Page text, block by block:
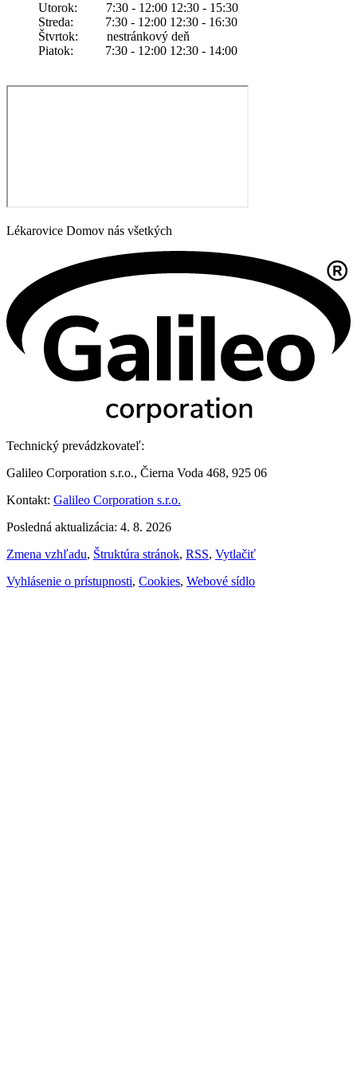
Utorok: 7:30 - 12:00 12:30 - 15:30
Streda: 7:30 - 12:00 12:30 - 16:30
Štvrtok: nestránkový deň
Piatok: 7:30 - 12:00 12:30 - 14:00
Lékarovice Domov nás všetkých
Technický prevádzkovateľ:
Galileo Corporation s.r.o., Čierna Voda 468, 925 06
Kontakt: Galileo Corporation s.r.o.
Posledná aktualizácia: 4. 8. 2026
Zmena vzhľadu, Štruktúra stránok, RSS, Vytlačiť
Vyhlásenie o prístupnosti, Cookies, Webové sídlo